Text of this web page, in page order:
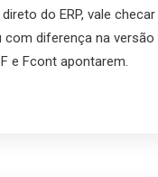
do ERP, vale checar
com diferença na versão
e Fcont apontarem.